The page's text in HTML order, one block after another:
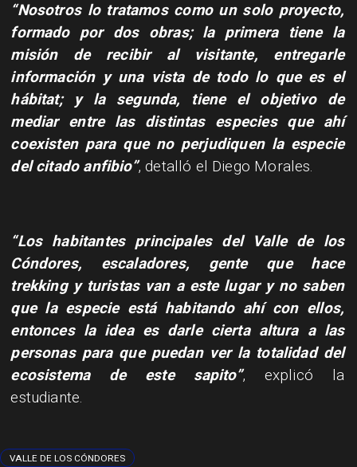
​“Nosotros lo tratamos como un solo proyecto,
formado por dos obras; la primera tiene la
misión de recibir al visitante, entregarle
información y una vista de todo lo que es el
hábitat; y la segunda, tiene el objetivo de
mediar entre las distintas especies que ahí
coexisten para que no perjudiquen la especie
del citado anfibio”, detalló el Diego Morales.
​“Los habitantes principales del Valle de los
Cóndores, escaladores, gente que hace
trekking y turistas van a este lugar y no saben
que la especie está habitando ahí con ellos,
entonces la idea es darle cierta altura a las
personas para que puedan ver la totalidad del
ecosistema de este sapito”, explicó la
estudiante.
VALLE DE LOS CÓNDORES